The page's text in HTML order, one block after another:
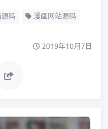
码 漫画网站源码
2019年10月7日